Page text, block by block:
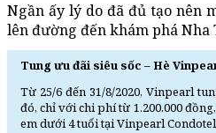
Ngần ấy lý do đã đủ tạo nên
lên đường đến khám phá Nha
Tung ưu đãi siêu sốc – Hè
Từ 25/6 đến 31/8/2020, Vinpearl
đó, chỉ với chi phí từ 1.200.000
em dưới 4 tuổi tại Vinpearl